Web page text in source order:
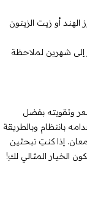
أو زيت الزيتون
شهرين لملاحظة
وتقويته بفضل
بانتظام وبالطريقة
إذا كنتِ تبحثين
الخيار المثالي لكِ!